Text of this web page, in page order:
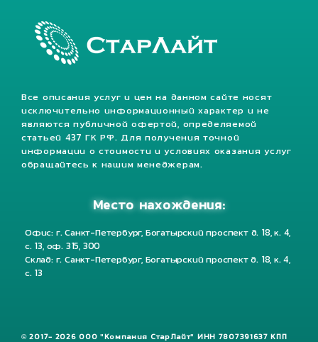
Все описания услуг и цен на данном сайте носят
исключительно информационный характер и не
являются публичной офертой, определяемой
статьей 437 ГК РФ. Для получения точной
информации о стоимости и условиях оказания услуг
обращайтесь к нашим менеджерам.
Место нахождения:
Офис: г. Санкт-Петербург, Богатырский проспект д. 18, к. 4,
с. 13, оф. 315, 300
Склад: г. Санкт-Петербург, Богатырский проспект д. 18, к. 4,
с. 13
© 2017- 2026 ООО "Компания СтарЛайт" ИНН 7807391637 КПП